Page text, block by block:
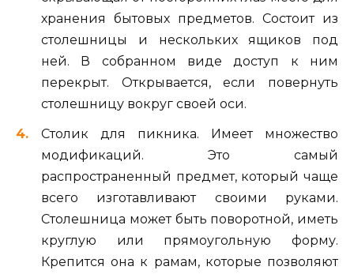
хранения бытовых предметов. Состоит из
столешницы и нескольких ящиков под
ней. В собранном виде доступ к ним
перекрыт. Открывается, если повернуть
столешницу вокруг своей оси.
Столик для пикника. Имеет множество
модификаций. Это самый
распространенный предмет, который чаще
всего изготавливают своими руками.
Столешница может быть поворотной, иметь
круглую или прямоугольную форму.
Крепится она к рамам, которые позволяют